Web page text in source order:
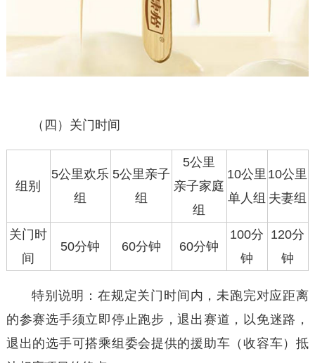
（四）关门时间
组别
5公里欢乐
组
5公里亲子
组
5公里
亲子家庭
组
10公里
单人组
10公里
夫妻组
关门时
间
50分钟 60分钟 60分钟
100分
钟
120分
钟
特别说明：在规定关门时间内，未跑完对应距离
的参赛选手须立即停止跑步，退出赛道，以免迷路，
退出的选手可搭乘组委会提供的援助车（收容车）抵